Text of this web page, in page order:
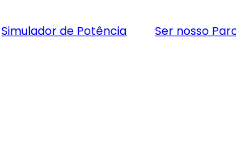
Simulador de Potência Ser nosso